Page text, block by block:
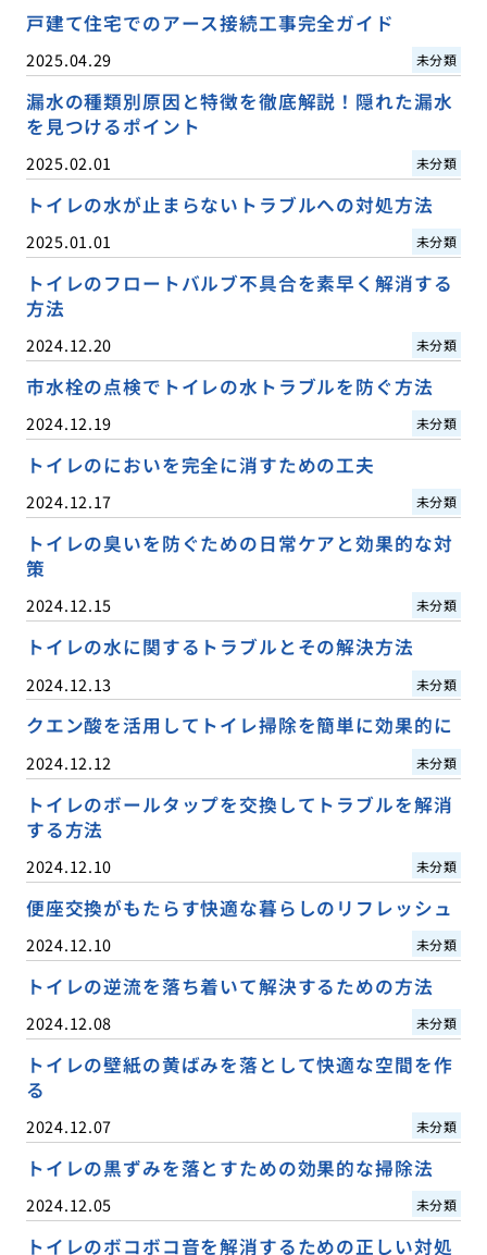
戸建て住宅でのアース接続工事完全ガイド
2025.04.29 未分類
漏水の種類別原因と特徴を徹底解説！隠れた漏水
を見つけるポイント
2025.02.01 未分類
トイレの水が止まらないトラブルへの対処方法
2025.01.01 未分類
トイレのフロートバルブ不具合を素早く解消する
方法
2024.12.20 未分類
市水栓の点検でトイレの水トラブルを防ぐ方法
2024.12.19 未分類
トイレのにおいを完全に消すための工夫
2024.12.17 未分類
トイレの臭いを防ぐための日常ケアと効果的な対
策
2024.12.15 未分類
トイレの水に関するトラブルとその解決方法
2024.12.13 未分類
クエン酸を活用してトイレ掃除を簡単に効果的に
2024.12.12 未分類
トイレのボールタップを交換してトラブルを解消
する方法
2024.12.10 未分類
便座交換がもたらす快適な暮らしのリフレッシュ
2024.12.10 未分類
トイレの逆流を落ち着いて解決するための方法
2024.12.08 未分類
トイレの壁紙の黄ばみを落として快適な空間を作
る
2024.12.07 未分類
トイレの黒ずみを落とすための効果的な掃除法
2024.12.05 未分類
トイレのボコボコ音を解消するための正しい対処